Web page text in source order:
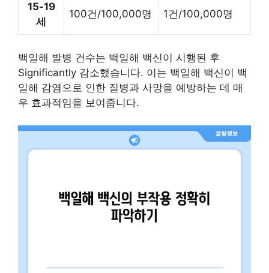
15-19
세
100건/100,000명 1건/100,000명
백일해 발병 건수는 백일해 백신이 시행된 후
Significantly 감소했습니다. 이는 백일해 백신이 백
일해 감염으로 인한 질병과 사망을 예방하는 데 매
우 효과적임을 보여줍니다.